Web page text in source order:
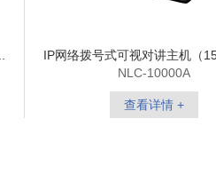
IP网络拨号式可视对讲主机（
NLC-10000A
查看详情 +